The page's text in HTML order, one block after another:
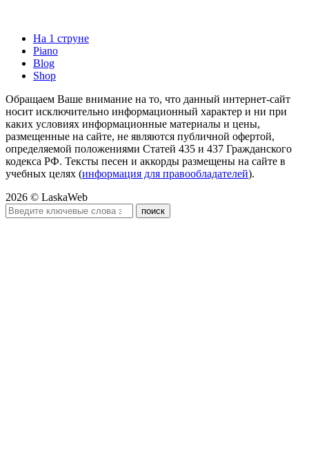
На 1 струне
Piano
Blog
Shop
Обращаем Ваше внимание на то, что данный интернет-сайт
носит исключительно информационный характер и ни при
каких условиях информационные материалы и цены,
размещенные на сайте, не являются публичной офертой,
определяемой положениями Статей 435 и 437 Гражданского
кодекса РФ. Тексты песен и аккорды размещены на сайте в
учебных целях (информация для правообладателей).
2026 © LaskaWeb